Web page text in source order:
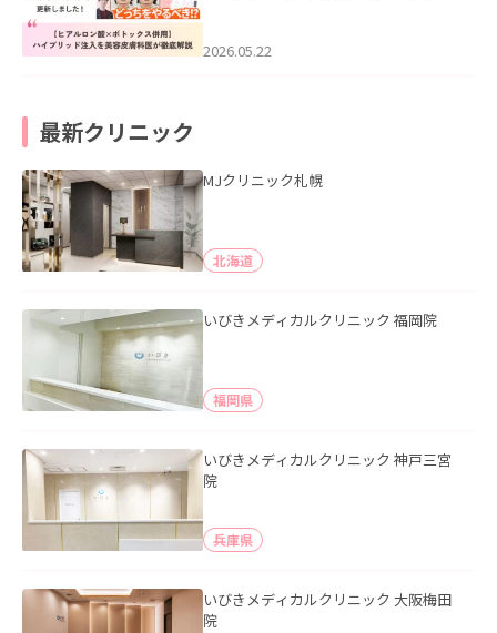
た。
2026.05.22
最新クリニック
MJクリニック札幌
北海道
いびきメディカルクリニック 福岡院
福岡県
いびきメディカルクリニック 神戸三宮
院
兵庫県
いびきメディカルクリニック 大阪梅田
院